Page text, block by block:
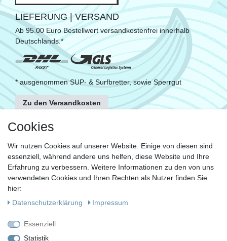
LIEFERUNG | VERSAND
Ab 95.00 Euro Bestellwert versandkostenfrei innerhalb
Deutschlands.*
* ausgenommen SUP- & Surfbretter, sowie Sperrgut
Zu den Versandkosten
FOLGE UNS
KONTAKT
Fragen?
Ruf uns an, mein Team und ich helfen Dir gerne.
oder
Cookies
Wir nutzen Cookies auf unserer Website. Einige von diesen sind
essenziell, während andere uns helfen, diese Website und Ihre
Erfahrung zu verbessern. Weitere Informationen zu den von uns
verwendeten Cookies und Ihren Rechten als Nutzer finden Sie
hier:
Daten­schutz­erklärung
Impressum
Essenziell
Statistik